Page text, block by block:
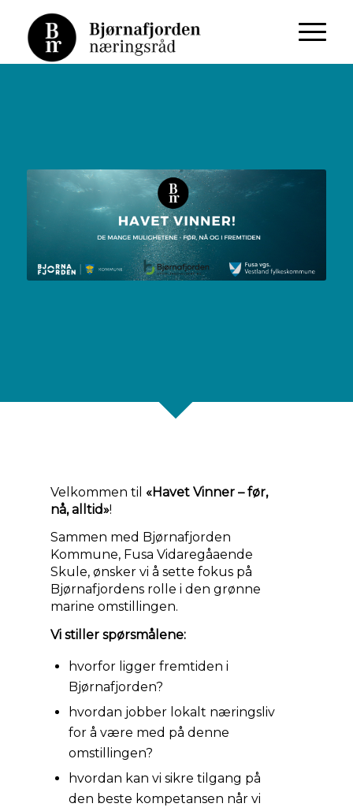
Velkommen til «Havet Vinner – før,
nå, alltid»!
Sammen med Bjørnafjorden
Kommune, Fusa Vidaregåaende
Skule, ønsker vi å sette fokus på
Bjørnafjordens rolle i den grønne
marine omstillingen.
Vi stiller spørsmålene:
hvorfor ligger fremtiden i
Bjørnafjorden?
hvordan jobber lokalt næringsliv
for å være med på denne
omstillingen?
hvordan kan vi sikre tilgang på
den beste kompetansen når vi